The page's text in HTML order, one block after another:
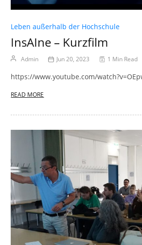
Leben außerhalb der Hochschule
InsAIne – Kurzfilm
Admin Jun 20, 2023 1 Min Read
https://www.youtube.com/
READ MORE